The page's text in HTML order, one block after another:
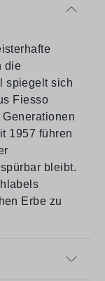
die
spiegelt sich
Fiesso
1957 führen
bleibt.
Erbe zu